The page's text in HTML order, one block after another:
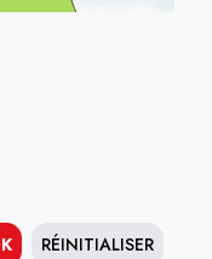
RÉINITIALISER